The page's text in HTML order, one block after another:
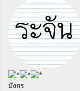
มังกร